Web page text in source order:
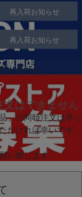
再入荷お知らせ
再入荷お知らせ
いません。
文はできません
」の同時注文は承っ
だければ幸いです。
い致します。